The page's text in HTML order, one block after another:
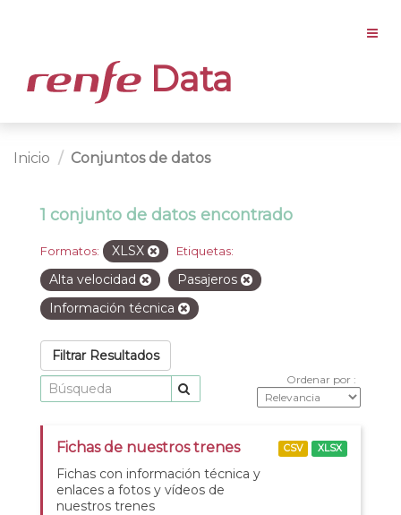
Data
Inicio Conjuntos de datos
1 conjunto de datos encontrado
Formatos: XLSX Etiquetas:
Alta velocidad
Pasajeros
Información técnica
Filtrar Resultados
Ordenar por
Fichas de nuestros trenes
Fichas con información técnica y
enlaces a fotos y vídeos de
nuestros trenes
CSV XLSX